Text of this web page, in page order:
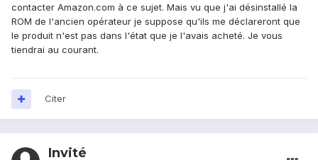
contacter Amazon.com à ce sujet. Mais vu que j'ai désinstallé la
ROM de l'ancien opérateur je suppose qu'ils me déclareront que
le produit n'est pas dans l'état que je l'avais acheté. Je vous
tiendrai au courant.
Citer
Invité